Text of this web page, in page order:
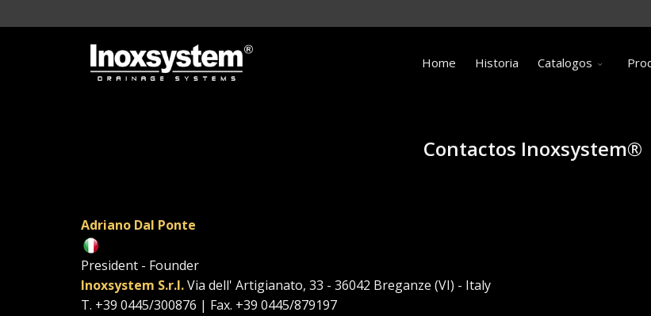
Home Historia Catalogos
Contactos Inoxsystem®
Adriano Dal Ponte
President - Founder
Inoxsystem S.r.l.Via dell' Artigianato, 33 - 36042 Breganze (VI) - Italy
T. +39 0445/300876 | Fax. +39 0445/879197